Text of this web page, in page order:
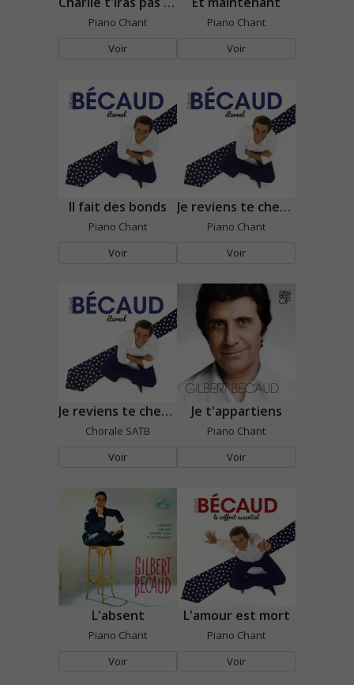
Piano Chant
Voir
Piano Chant
Voir
Il fait des bonds
Piano Chant
Voir
Je reviens te chercher
Piano Chant
Voir
Je reviens te chercher
Chorale SATB
Voir
Je t'appartiens
Piano Chant
Voir
L'absent
Piano Chant
Voir
L'amour est mort
Piano Chant
Voir